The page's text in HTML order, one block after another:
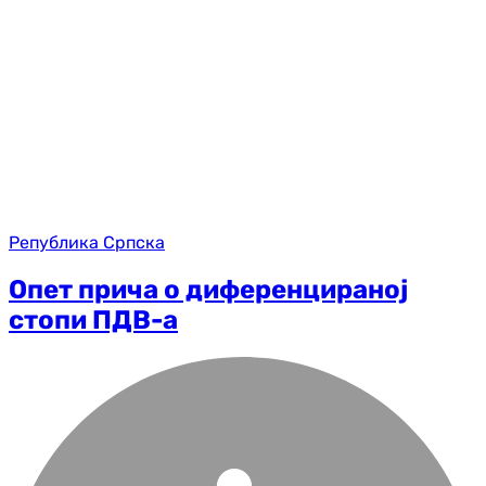
Република Српска
Опет прича о диференцираној
стопи ПДВ-а